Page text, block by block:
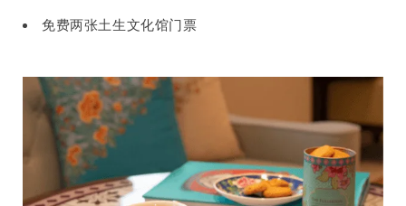
免费两张土生文化馆门票